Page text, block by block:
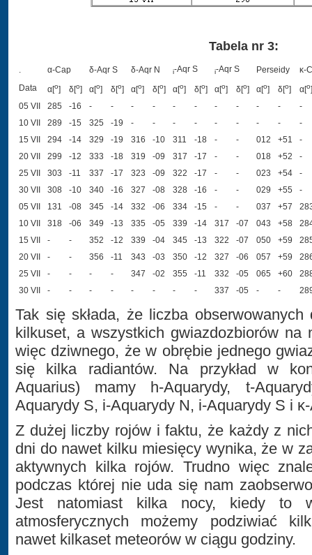
Tabela nr 3:
. α-Cap δ-Aqr S δ-Aqr N i-Aqr S i-Aqr S Perseidy κ-
Data
α[o] δ [o] α[o] δ [o] α[o] δ [o] α[o] δ [o] α[o] δ [o] α[o] δ [o] α[o]
05 VII
285 -16 - - - - - - - - - -
-
10 VII
289 -15 325 -19 - - - - - - - -
-
15 VII
294 -14 329 -19 316 -10 311 -18 - - 012 +51
-
20 VII
299 -12 333 -18 319 -09 317 -17 - - 018 +52
-
25 VII
303 -11 337 -17 323 -09 322 -17 - - 023 +54
-
30 VII
308 -10 340 -16 327 -08 328 -16 - - 029 +55
-
05 VII
131 -08 345 -14 332 -06 334 -15 - - 037 +57
10 VII
318 -06 349 -13 335 -05 339 -14 317 -07 043 +58
15 VII
- - 352 -12 339 -04 345 -13 322 -07 050 +59
20 VII
- - 356 -11 343 -03 350 -12 327 -06 057 +59
25 VII
- - - - 347 -02 355 -11 332 -05 065 +60
30 VII
- - - - - - - - 337 -05 - -
Tak się składa, że liczba
kilkuset, a wszystkich gwiazdozbiorów
więc dziwnego, że w obrębie jednego
się kilka radiantów. Na przykład w
Aquarius) mamy h-Aquarydy, t-
Aquarydy S, i-Aquarydy N, i-Aquarydy S i κ
Z dużej liczby rojów i faktu, że każdy z
dni do nawet kilku miesięcy wynika, że w
aktywnych kilka rojów. Trudno więc
podczas której nie uda się nam
Jest natomiast kilka nocy, kiedy to
atmosferycznych możemy podziwiać
nawet kilkaset meteorów w ciągu godziny.